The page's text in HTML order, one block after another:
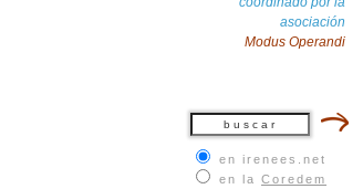
asociación
Modus Operandi
en irenees.net
en la Coredem